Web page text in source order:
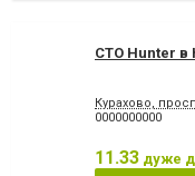
СТО Hunter в
Курахово,
0000000000
11.33 дуже